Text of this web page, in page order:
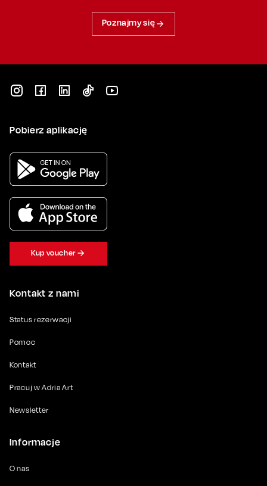
Poznajmy się
Kontakt z nami
Status rezerwacji
Pomoc
Kontakt
Pracuj w Adria Art
Newsletter
Informacje
O nas
Pobierz aplikację
Kup voucher